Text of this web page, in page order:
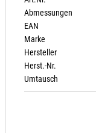
Abmessungen
EAN
Marke
Hersteller
Herst.-Nr.
Umtausch